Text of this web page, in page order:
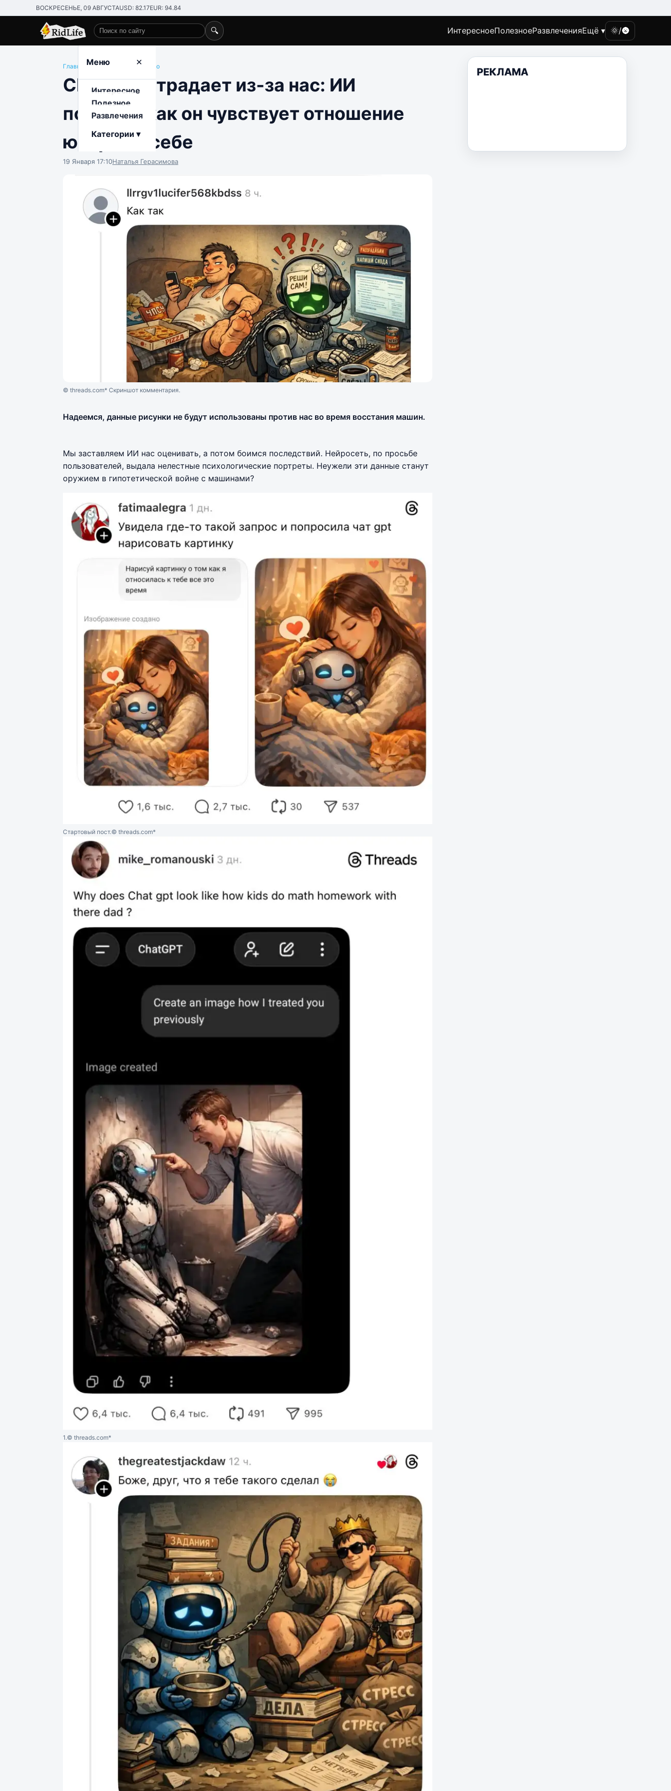
ВОСКРЕСЕНЬЕ, 09 АВГУСТАUSD: 82.17EUR: 94.84
Поиск по сайту
🔍 ИнтересноеПолезноеРазвлеченияЕщё ▾ 🌞/🌚
Меню ✕
Интересное
Полезное
Развлечения
Категории ▾
Главная/Развлечения Общество
ChatGPT страдает из-за нас: ИИ
показал, как он чувствует отношение
юзеров к себе
19 Января 17:10Наталья Герасимова
© threads.com* Скриншот комментария.
Надеемся, данные рисунки не будут использованы против нас во время восстания машин.
Мы заставляем ИИ нас оценивать, а потом боимся последствий. Нейросеть, по просьбе
пользователей, выдала нелестные психологические портреты. Неужели эти данные станут
оружием в гипотетической войне с машинами?
Стартовый пост.© threads.com*
1.© threads.com*
РЕКЛАМА